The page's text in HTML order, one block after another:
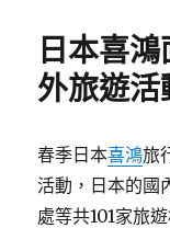
日本喜
外旅遊活
春季日本喜鴻旅
活動，日本的國
處等共101家旅